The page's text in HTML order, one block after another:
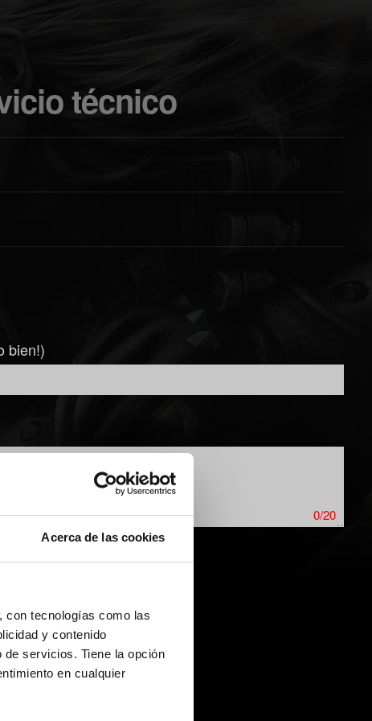
Acerca de las cookies
con tecnologías como las
y contenido
servicios. Tiene la opción
en cualquier
técnico
bien!)
0/20